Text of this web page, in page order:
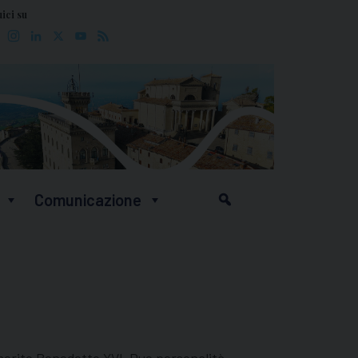
su
Facebook
Instagram
LinkedIn YouTube
Comunicazione